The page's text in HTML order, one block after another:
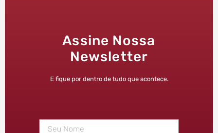
Assine Nossa
Newsletter
E fique por dentro de tudo que acontece.